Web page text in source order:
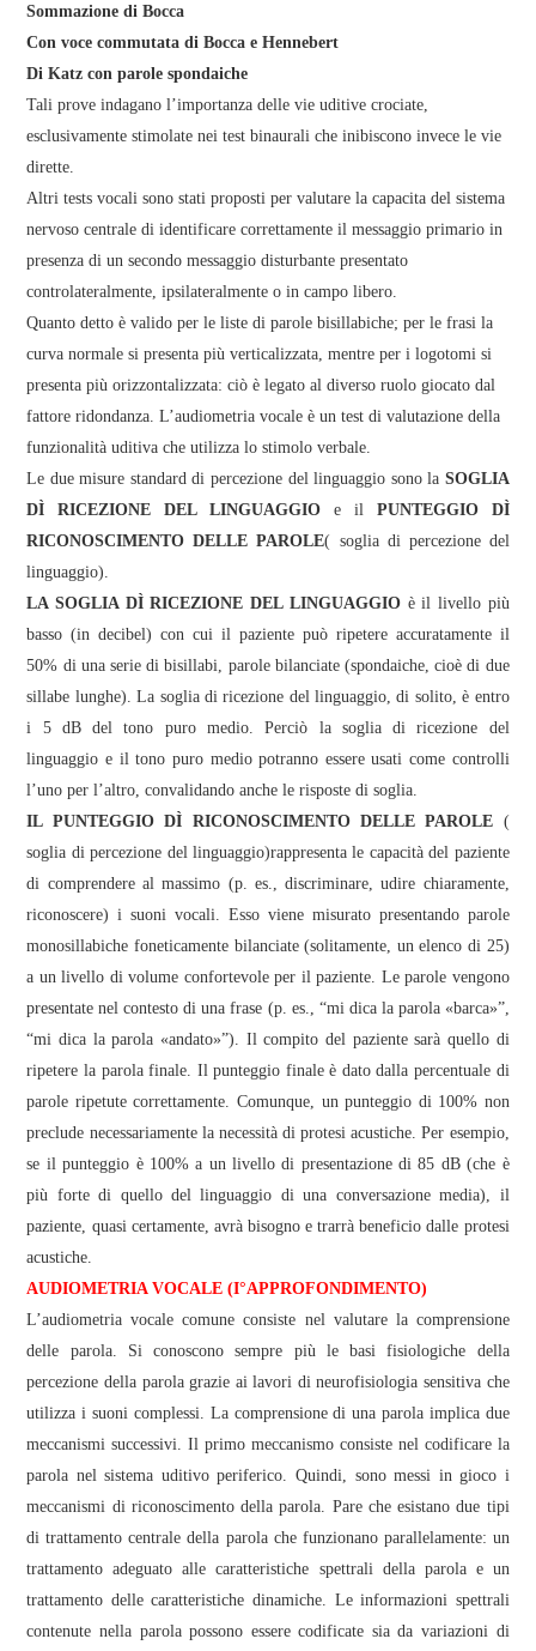
Sommazione di Bocca
Con voce commutata di Bocca e Hennebert
Di Katz con parole spondaiche
Tali prove indagano l’importanza delle vie uditive crociate,
esclusivamente stimolate nei test binaurali che inibiscono invece le vie
dirette.
Altri tests vocali sono stati proposti per valutare la capacita del sistema
nervoso centrale di identificare correttamente il messaggio primario in
presenza di un secondo messaggio disturbante presentato
controlateralmente, ipsilateralmente o in campo libero.
Quanto detto è valido per le liste di parole bisillabiche; per le frasi la
curva normale si presenta più verticalizzata, mentre per i logotomi si
presenta più orizzontalizzata: ciò è legato al diverso ruolo giocato dal
fattore ridondanza. L’audiometria vocale è un test di valutazione della
funzionalità uditiva che utilizza lo stimolo verbale.
Le due misure standard di percezione del linguaggio sono la SOGLIA
DÌ RICEZIONE DEL LINGUAGGIO e il PUNTEGGIO DÌ
RICONOSCIMENTO DELLE PAROLE( soglia di percezione del
linguaggio).
LA SOGLIA DÌ RICEZIONE DEL LINGUAGGIOè il livello più
basso (in decibel) con cui il paziente può ripetere accuratamente il
50% di una serie di bisillabi, parole bilanciate (spondaiche, cioè di due
sillabe lunghe). La soglia di ricezione del linguaggio, di solito, è entro
i 5 dB del tono puro medio. Perciò la soglia di ricezione del
linguaggio e il tono puro medio potranno essere usati come controlli
l’uno per l’altro, convalidando anche le risposte di soglia.
IL PUNTEGGIO DÌ RICONOSCIMENTO DELLE PAROLE (
soglia di percezione del linguaggio)rappresenta le capacità del paziente
di comprendere al massimo (p. es., discriminare, udire chiaramente,
riconoscere) i suoni vocali. Esso viene misurato presentando parole
monosillabiche foneticamente bilanciate (solitamente, un elenco di 25)
a un livello di volume confortevole per il paziente. Le parole vengono
presentate nel contesto di una frase (p. es., “mi dica la parola «barca»”,
“mi dica la parola «andato»”). Il compito del paziente sarà quello di
ripetere la parola finale. Il punteggio finale è dato dalla percentuale di
parole ripetute correttamente. Comunque, un punteggio di 100% non
preclude necessariamente la necessità di protesi acustiche. Per esempio,
se il punteggio è 100% a un livello di presentazione di 85 dB (che è
più forte di quello del linguaggio di una conversazione media), il
paziente, quasi certamente, avrà bisogno e trarrà beneficio dalle protesi
acustiche.
AUDIOMETRIA VOCALE (I°APPROFONDIMENTO)
L’audiometria vocale comune consiste nel valutare la comprensione
delle parola. Si conoscono sempre più le basi fisiologiche della
percezione della parola grazie ai lavori di neurofisiologia sensitiva che
utilizza i suoni complessi. La comprensione di una parola implica due
meccanismi successivi. Il primo meccanismo consiste nel codificare la
parola nel sistema uditivo periferico. Quindi, sono messi in gioco i
meccanismi di riconoscimento della parola. Pare che esistano due tipi
di trattamento centrale della parola che funzionano parallelamente: un
trattamento adeguato alle caratteristiche spettrali della parola e un
trattamento delle caratteristiche dinamiche. Le informazioni spettrali
contenute nella parola possono essere codificate sia da variazioni di